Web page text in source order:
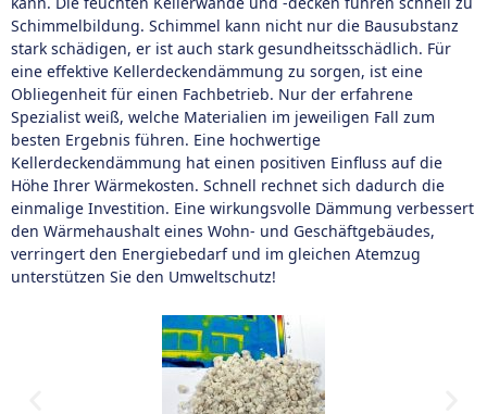
Schimmelbildung. Schimmel kann nicht nur die Bausubstanz
stark schädigen, er ist auch stark gesundheitsschädlich. Für
eine effektive Kellerdeckendämmung zu sorgen, ist eine
Obliegenheit für einen Fachbetrieb. Nur der erfahrene
Spezialist weiß, welche Materialien im jeweiligen Fall zum
besten Ergebnis führen. Eine hochwertige
Kellerdeckendämmung hat einen positiven Einfluss auf die
Höhe Ihrer Wärmekosten. Schnell rechnet sich dadurch die
einmalige Investition. Eine wirkungsvolle Dämmung verbessert
den Wärmehaushalt eines Wohn- und Geschäftgebäudes,
verringert den Energiebedarf und im gleichen Atemzug
unterstützen Sie den Umweltschutz!